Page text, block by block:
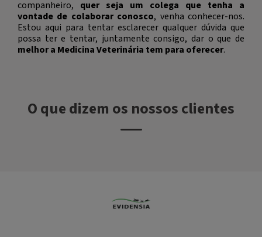
companheiro, quer seja um colega que tenha a
vontade de colaborar conosco, venha conhecer-nos.
Estou aqui para tentar esclarecer qualquer dúvida que
possa ter e tentar, juntamente consigo, dar o que de
melhor a Medicina Veterinária tem para oferecer.
O que dizem os nossos clientes